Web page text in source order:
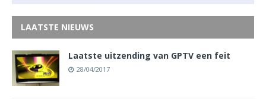
LAATSTE NIEUWS
Laatste uitzending van GPTV een feit
28/04/2017